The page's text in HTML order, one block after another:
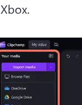
Xbox.